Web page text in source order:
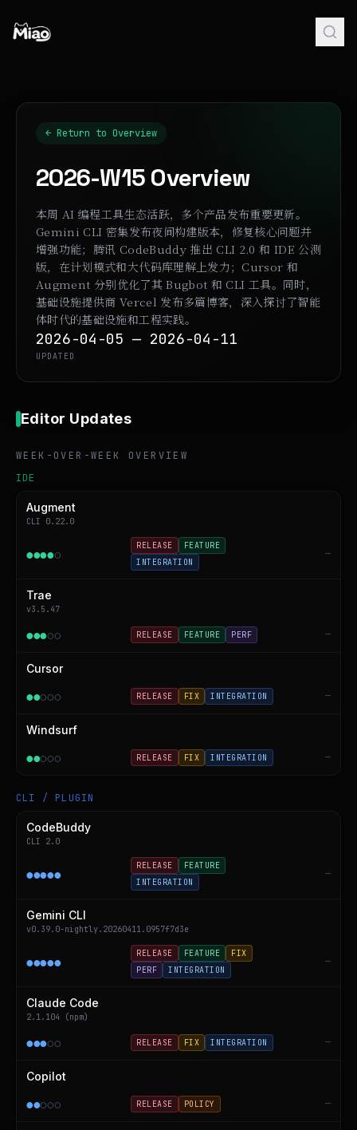
← Return to Overview
2026-W15 Overview
本周 AI 编程工具生态活跃，多个产品发布重要更新。
Gemini CLI 密集发布夜间构建版本，修复核心问题并
增强功能；腾讯 CodeBuddy 推出 CLI 2.0 和 IDE 公测
版，在计划模式和大代码库理解上发力；Cursor 和
Augment 分别优化了其 Bugbot 和 CLI 工具。同时，
基础设施提供商 Vercel 发布多篇博客，深入探讨了智能
体时代的基础设施和工程实践。
2026-04-05 — 2026-04-11
UPDATED
Editor Updates
WEEK-OVER-WEEK OVERVIEW
IDE
Augment
CLI 0.22.0
●●●●○
RELEASE
FEATURE
INTEGRATION
—
Trae
v3.5.47
●●●○○ RELEASE FEATURE PERF —
Cursor
●●○○○ RELEASE FIX INTEGRATION —
Windsurf
●●○○○ RELEASE FIX INTEGRATION —
CLI / PLUGIN
CodeBuddy
CLI 2.0
●●●●●
RELEASE
FEATURE
INTEGRATION
—
Gemini CLI
v0.39.0-nightly.20260411.0957f7d3e
●●●●●
RELEASE FEATURE
FIX
PERF
INTEGRATION
—
Claude Code
2.1.104 (npm)
●●●○○ RELEASE FIX INTEGRATION —
Copilot
●●○○○ RELEASE POLICY —